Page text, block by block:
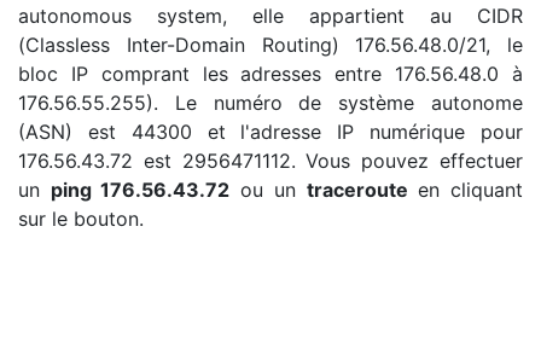
autonomous system, elle appartient au CIDR
(Classless Inter-Domain Routing) 176.56.48.0/21, le
bloc IP comprant les adresses entre 176.56.48.0 à
176.56.55.255). Le numéro de système autonome
(ASN) est 44300 et l'adresse IP numérique pour
176.56.43.72 est 2956471112. Vous pouvez effectuer
un ping 176.56.43.72 ou un traceroute en cliquant
sur le bouton.